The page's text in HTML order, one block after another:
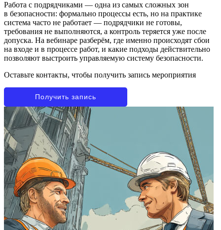
Работа с подрядчиками — одна из самых сложных зон
в безопасности: формально процессы есть, но на практике
система часто не работает — подрядчики не готовы,
требования не выполняются, а контроль теряется уже после
допуска. На вебинаре разберём, где именно происходят сбои
на входе и в процессе работ, и какие подходы действительно
позволяют выстроить управляемую систему безопасности.
Оставьте контакты, чтобы получить запись мероприятия
Получить запись